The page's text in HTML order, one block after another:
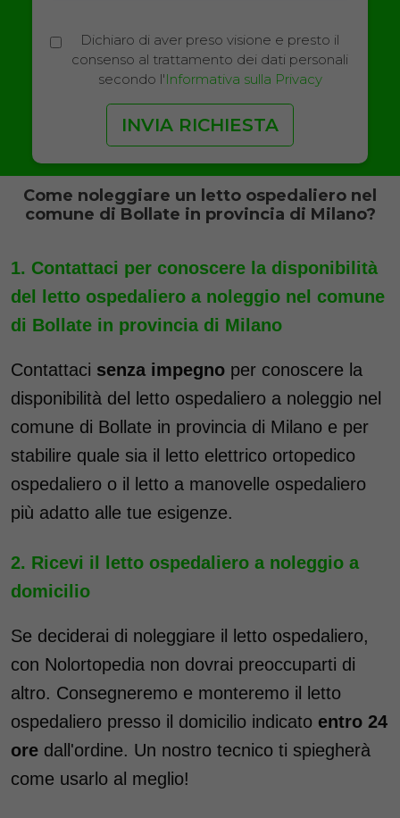
Dichiaro di aver preso visione e presto il
consenso al trattamento dei dati personali
secondo l'Informativa sulla Privacy
Come noleggiare un letto ospedaliero nel
comune di Bollate in provincia di Milano?
Contattaci per conoscere la disponibilità
del letto ospedaliero a noleggio nel comune
di Bollate in provincia di Milano
Contattaci senza impegno per conoscere la
disponibilità del letto ospedaliero a noleggio nel
comune di Bollate in provincia di Milano e per
stabilire quale sia il letto elettrico ortopedico
ospedaliero o il letto a manovelle ospedaliero
più adatto alle tue esigenze.
Ricevi il letto ospedaliero a noleggio a
domicilio
Se deciderai di noleggiare il letto ospedaliero,
con Nolortopedia non dovrai preoccuparti di
altro. Consegneremo e monteremo il letto
ospedaliero presso il domicilio indicato entro 24
ore dall'ordine. Un nostro tecnico ti spiegherà
come usarlo al meglio!